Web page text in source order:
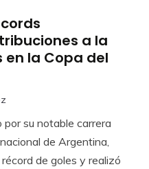
a la
en la Copa del
su notable carrera
de Argentina,
de goles y realizó